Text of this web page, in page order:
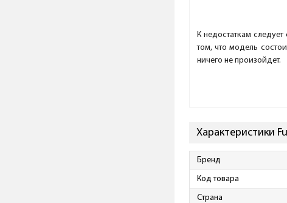
К недостаткам
том, что модель
ничего не произойдет.
Характеристики
Бренд
Код товара
Страна